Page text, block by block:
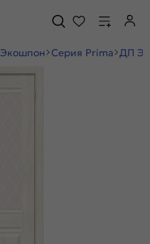
Экошпон Серия Prima ДП